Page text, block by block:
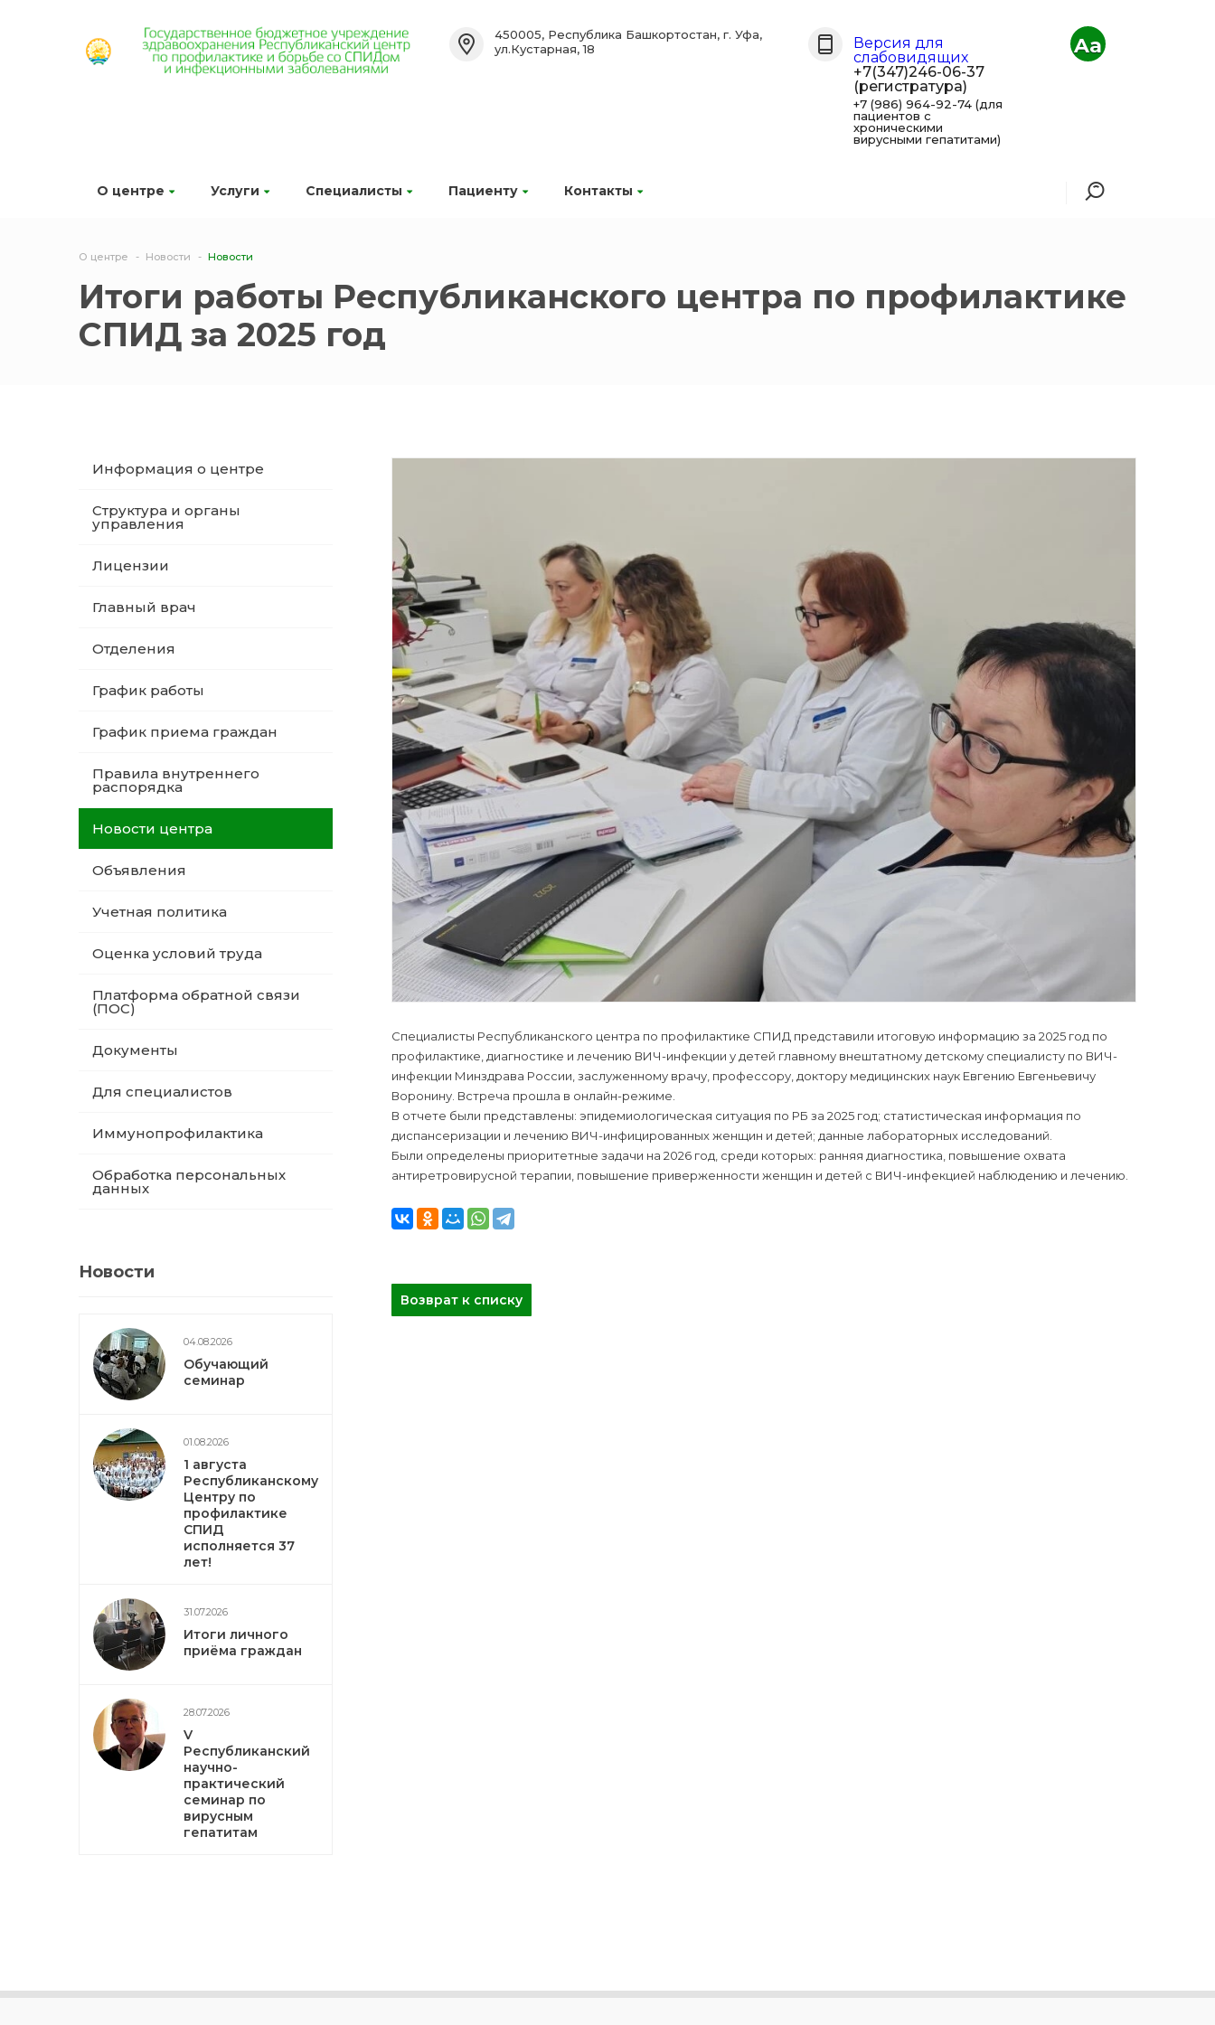
О центре Услуги Специалисты Пациенту Контакты
450005, Республика Башкортостан, г. Уфа,
ул.Кустарная, 18
Версия для
слабовидящих
+7(347)246-06-37
(регистратура)
+7 (986) 964-92-74 (для
пациентов с
хроническими
вирусными гепатитами)
Aa
О центре Новости Новости
Итоги работы Республиканского центра по профилактике
СПИД за 2025 год
Информация о центре
Структура и органы
управления
Лицензии
Главный врач
Отделения
График работы
График приема граждан
Правила внутреннего
распорядка
Новости центра
Объявления
Учетная политика
Оценка условий труда
Платформа обратной связи
(ПОС)
Документы
Для специалистов
Иммунопрофилактика
Обработка персональных
данных
Новости
04.08.2026
Обучающий
семинар
01.08.2026
1 августа
Республиканскому
Центру по
профилактике
СПИД
исполняется 37
лет!
31.07.2026
Итоги личного
приёма граждан
28.07.2026
V
Республиканский
научно-
практический
семинар по
вирусным
гепатитам
Специалисты Республиканского центра по профилактике СПИД представили итоговую информацию за 2025 год по
профилактике, диагностике и лечению ВИЧ-инфекции у детей главному внештатному детскому специалисту по ВИЧ-
инфекции Минздрава России, заслуженному врачу, профессору, доктору медицинских наук Евгению Евгеньевичу
Воронину. Встреча прошла в онлайн-режиме.
В отчете были представлены: эпидемиологическая ситуация по РБ за 2025 год; статистическая информация по
диспансеризации и лечению ВИЧ-инфицированных женщин и детей; данные лабораторных исследований.
Были определены приоритетные задачи на 2026 год, среди которых: ранняя диагностика, повышение охвата
антиретровирусной терапии, повышение приверженности женщин и детей с ВИЧ-инфекцией наблюдению и лечению.
Возврат к списку